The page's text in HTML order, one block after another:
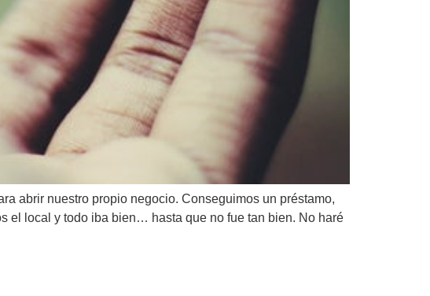
abrir nuestro propio negocio. Conseguimos un préstamo,
el local y todo iba bien… hasta que no fue tan bien. No haré